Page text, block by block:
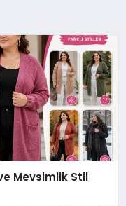
Mevsimlik Stil